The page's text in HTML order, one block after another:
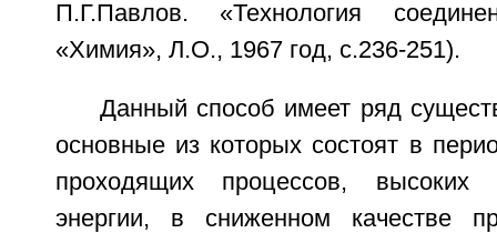
П.Г.Павлов. «Технология
«Химия», Л.О., 1967 год, с.236-251).
Данный способ имеет ряд
основные из которых состоят в
проходящих процессов, высоких
энергии, в сниженном качестве